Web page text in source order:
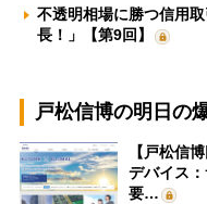
不透明相場に勝つ信用
長！」【第9回】
戸松信博の明日の
【戸松信
デバイス
要…